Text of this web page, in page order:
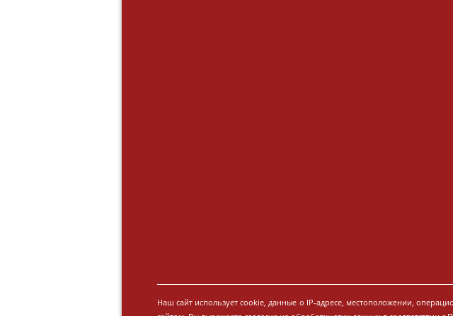
Наш сайт использует cookie, данные о IP-адресе, местоположении,